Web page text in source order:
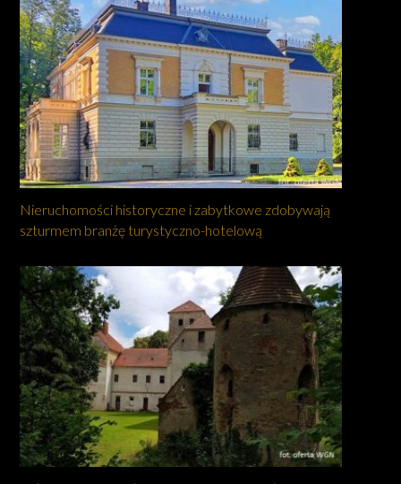
Nieruchomości historyczne i zabytkowe zdobywają
szturmem branżę turystyczno-hotelową